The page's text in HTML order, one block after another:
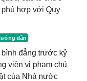
phù hợp với Quy
bình đẳng trước kỷ
viên vi phạm chủ
của Nhà nước